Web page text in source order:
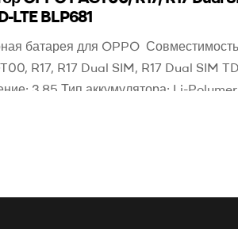
LTE BLP681
батарея для OPPO
R17, R17 Dual SIM, R17 Dual SIM
3,85 Тип аккумулятора: Li-